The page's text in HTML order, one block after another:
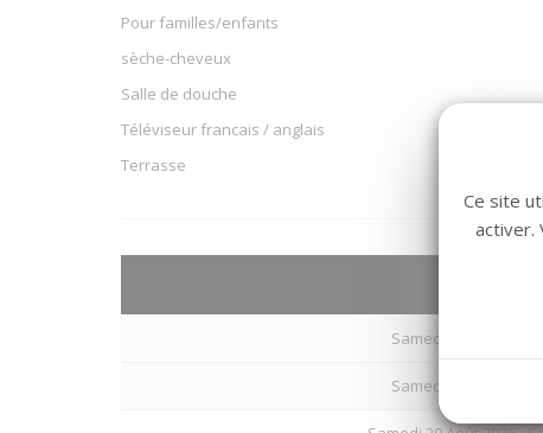
Pour familles/enfants
sèche-cheveux
Salle de douche
Téléviseur francais / anglais
Terrasse
Samedi 15 Août
Samedi 22 Août 2026
Ce site
activer.